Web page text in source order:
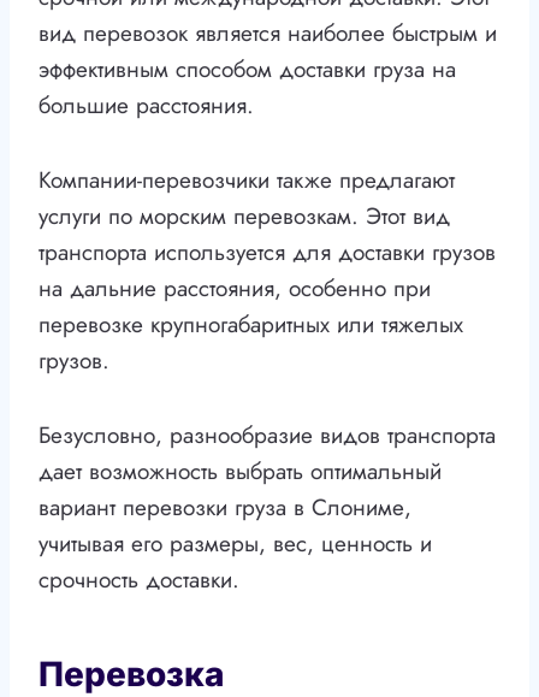
вид перевозок является наиболее быстрым и
эффективным способом доставки груза на
большие расстояния.
Компании-перевозчики также предлагают
услуги по морским перевозкам. Этот вид
транспорта используется для доставки грузов
на дальние расстояния, особенно при
перевозке крупногабаритных или тяжелых
грузов.
Безусловно, разнообразие видов транспорта
дает возможность выбрать оптимальный
вариант перевозки груза в Слониме,
учитывая его размеры, вес, ценность и
срочность доставки.
Перевозка